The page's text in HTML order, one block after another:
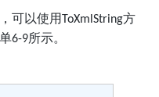
可以使用 ToXmlString方
6-9所示。